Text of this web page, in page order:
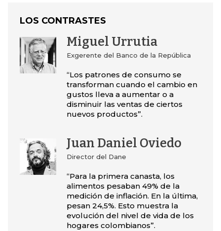
LOS CONTRASTES
Miguel Urrutia
Exgerente del Banco de la República
“Los patrones de consumo se
transforman cuando el cambio en
gustos lleva a aumentar o a
disminuir las ventas de ciertos
nuevos productos”.
Juan Daniel Oviedo
Director del Dane
“Para la primera canasta, los
alimentos pesaban 49% de la
medición de inflación. En la última,
pesan 24,5%. Esto muestra la
evolución del nivel de vida de los
hogares colombianos”.